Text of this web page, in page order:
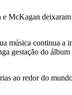
McKagan
música continua a
gestação do
ao redor do